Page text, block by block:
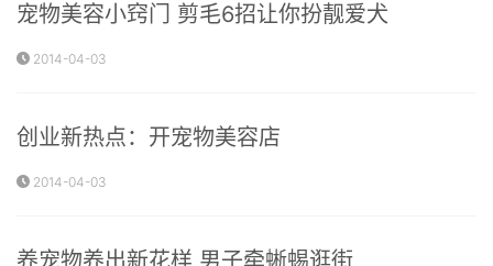
宠物美容小窍门 剪毛6招让你扮靓爱犬
2014-04-03
创业新热点：开宠物美容店
2014-04-03